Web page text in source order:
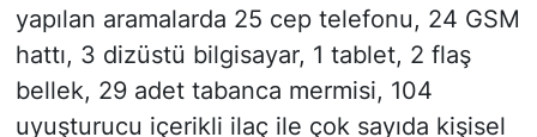
yapılan aramalarda 25 cep telefonu, 24 GSM
hattı, 3 dizüstü bilgisayar, 1 tablet, 2 flaş
bellek, 29 adet tabanca mermisi, 104
uyuşturucu içerikli ilaç ile çok sayıda kişisel